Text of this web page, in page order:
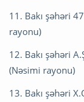
11. Bakı şəhəri
rayonu)
12. Bakı şəhəri
(Nəsimi rayonu)
13. Bakı şəhəri